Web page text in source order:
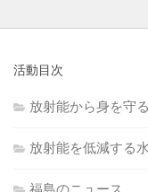
活動目次
放射能から身を守
放射能を低減する水